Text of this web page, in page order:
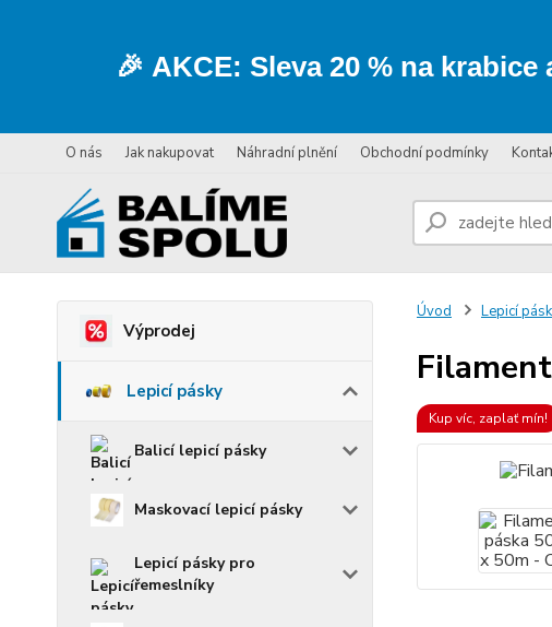
🎉 AKCE: Sleva 20 % na krabice
O nás Jak nakupovat Náhradní plnění Obchodní podmínky
Výprodej
Lepicí pásky
Balicí lepicí pásky
Maskovací lepicí pásky
Lepicí pásky pro
řemeslníky
Úvod Lepicí
Kup víc, zaplať mín!